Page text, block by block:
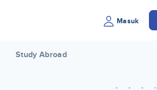
Masuk
Study Abroad